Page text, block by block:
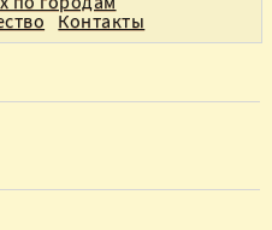
Контакты